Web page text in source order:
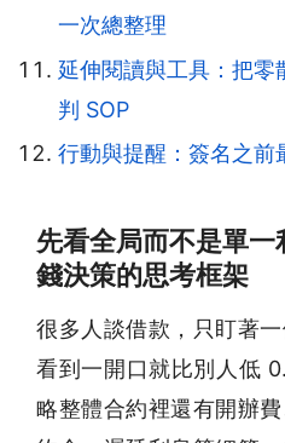
一次總整理
延伸閱讀與工具：把零
判 SOP
行動與提醒：簽名之前
先看全局而不是單
錢決策的思考框架
很多人談借款，只盯著
看到一開口就比別人低
略整體合約裡還有開辦